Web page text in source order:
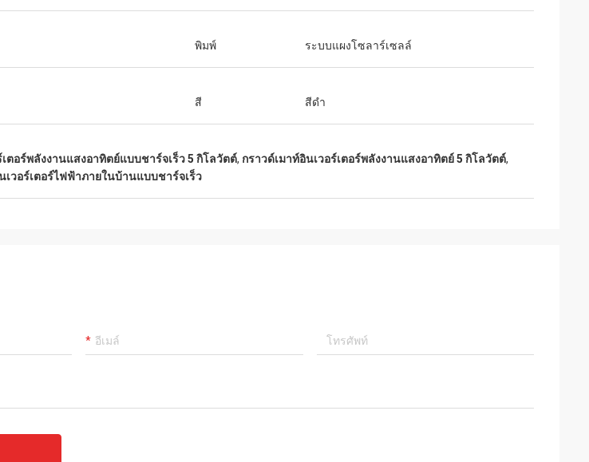
พิมพ์ ระบบแผงโซลาร์เซลล์
สี สีดำ
เตอร์พลังงานแสงอาทิตย์แบบชาร์จเร็ว 5 กิโลวัตต์, กราวด์เมาท์อินเวอร์เตอร์พลังงานแสงอาทิตย์ 5 กิโลวัตต์,
เวอร์เตอร์ไฟฟ้าภายในบ้านแบบชาร์จเร็ว